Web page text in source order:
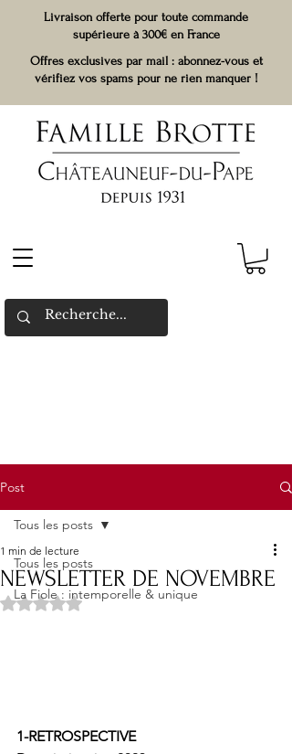
Livraison offerte pour toute commande
supérieure à 300€ en France
Offres exclusives par mail : abonnez-vous et
vérifiez vos spams pour ne rien manquer !
Post
Tous les posts
La Fiole : intemporelle & unique
Tous les posts
NEWSLETTER DE NOVEMBRE
1 min de lecture
Noté NaN étoiles sur 5.
1-RETROSPECTIVE